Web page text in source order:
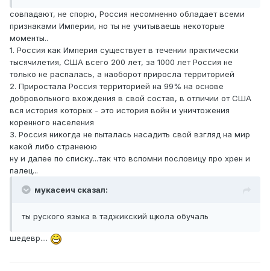
совпадают, не спорю, Россия несомненно обладает всеми
признаками Империи, но ты не учитываешь некоторые
моменты..
1. Россия как Империя существует в течении практически
тысячилетия, США всего 200 лет, за 1000 лет Россия не
только не распалась, а наоборот приросла территорией
2. Приростала Россия территорией на 99% на основе
добровольного вхождения в свой состав, в отличии от США
вся история которых - это история войн и уничтожения
коренного населения
3. Россия никогда не пыталась насадить свой взгляд на мир
какой либо странеюю
ну и далее по списку...так что вспомни пословицу про хрен и
палец...
мукасеич сказал:
ты руского языка в таджикский щкола обучаль
шедевр....